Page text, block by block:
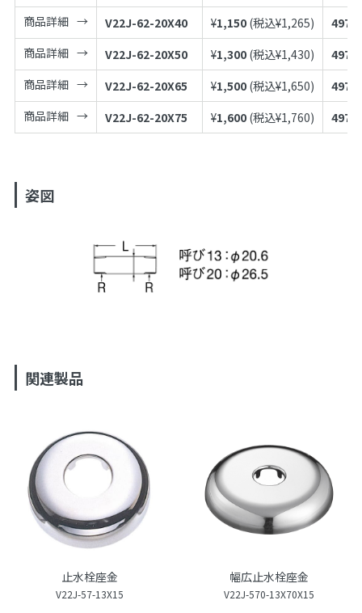
商品詳細
V22J-62-20X40 ¥1,150 (税込¥1,265)
商品詳細
V22J-62-20X50 ¥1,300 (税込¥1,430)
商品詳細
V22J-62-20X65 ¥1,500 (税込¥1,650)
商品詳細
V22J-62-20X75 ¥1,600 (税込¥1,760)
姿図
関連製品
止水栓座金
V22J-57-13X15
幅広止水栓座金
V22J-570-13X70X15